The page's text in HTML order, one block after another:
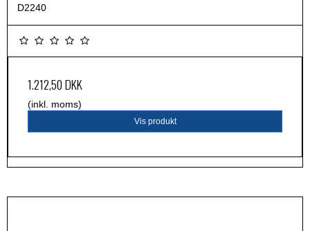
D2240
1.212,50 DKK
(inkl. moms)
Vis produkt